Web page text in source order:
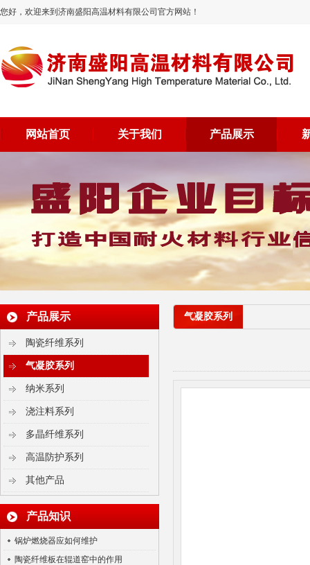
您好，欢迎来到济南盛阳高温材料有限公司官方网站！
网站首页 关于我们 产品展示
产品展示
陶瓷纤维系列
气凝胶系列
纳米系列
浇注料系列
多晶纤维系列
高温防护系列
其他产品
产品知识
锅炉燃烧器应如何维护
陶瓷纤维板在辊道窑中的作用
气凝胶毡
气凝胶系列